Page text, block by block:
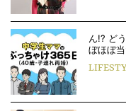
ん!? ど
ぼほぼ